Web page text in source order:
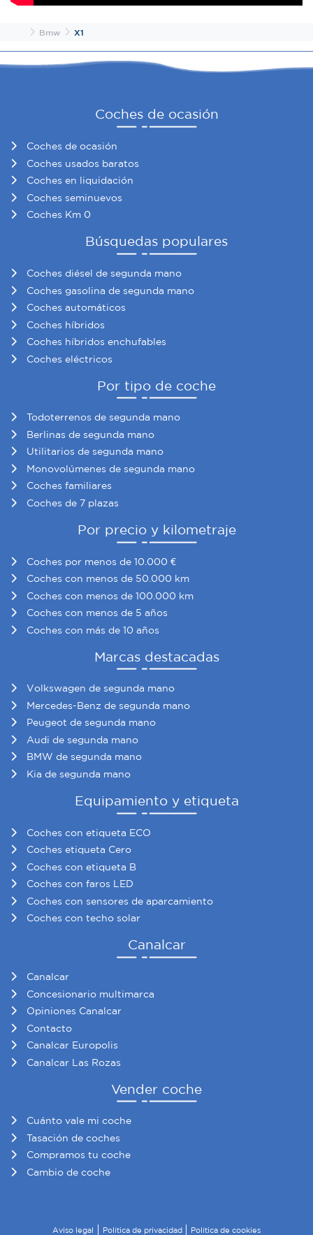
InicioBmw X1
Coches de ocasión
Coches de ocasión
Coches usados baratos
Coches en liquidación
Coches seminuevos
Coches Km 0
Búsquedas populares
Coches diésel de segunda mano
Coches gasolina de segunda mano
Coches automáticos
Coches híbridos
Coches híbridos enchufables
Coches eléctricos
Por tipo de coche
Todoterrenos de segunda mano
Berlinas de segunda mano
Utilitarios de segunda mano
Monovolúmenes de segunda mano
Coches familiares
Coches de 7 plazas
Por precio y kilometraje
Coches por menos de 10.000 €
Coches con menos de 50.000 km
Coches con menos de 100.000 km
Coches con menos de 5 años
Coches con más de 10 años
Marcas destacadas
Volkswagen de segunda mano
Mercedes-Benz de segunda mano
Peugeot de segunda mano
Audi de segunda mano
BMW de segunda mano
Kia de segunda mano
Equipamiento y etiqueta
Coches con etiqueta ECO
Coches etiqueta Cero
Coches con etiqueta B
Coches con faros LED
Coches con sensores de aparcamiento
Coches con techo solar
Canalcar
Canalcar
Concesionario multimarca
Opiniones Canalcar
Contacto
Canalcar Europolis
Canalcar Las Rozas
Vender coche
Cuánto vale mi coche
Tasación de coches
Compramos tu coche
Cambio de coche
Aviso legal Política de privacidad Política de cookies